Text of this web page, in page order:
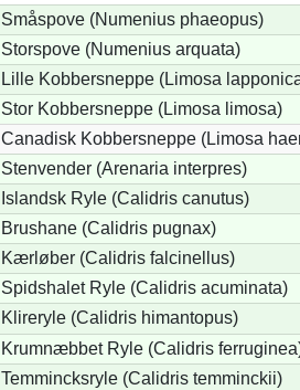
Småspove (Numenius phaeopus)
Storspove (Numenius arquata)
Lille Kobbersneppe (Limosa
Stor Kobbersneppe (Limosa limosa)
Canadisk Kobbersneppe (Limosa
Stenvender (Arenaria interpres)
Islandsk Ryle (Calidris canutus)
Brushane (Calidris pugnax)
Kærløber (Calidris falcinellus)
Spidshalet Ryle (Calidris acuminata)
Klireryle (Calidris himantopus)
Krumnæbbet Ryle (Calidris
Temmincksryle (Calidris temminckii)